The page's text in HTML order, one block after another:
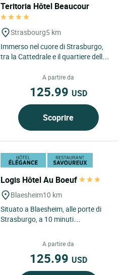
Teritoria Hôtel Beaucour
Strasbourg5 km
Immerso nel cuore di Strasburgo,
tra la Cattedrale e il quartiere della
incarna l’indirizzo...
A partire da
125.99 USD
Scoprire
Logis Hôtel Au Boeuf
Blaesheim10 km
Situato a Blaesheim, alle porte di
Strasburgo, a 10 minuti
Entzheim e a 15 minuti da
A partire da
125.99 USD